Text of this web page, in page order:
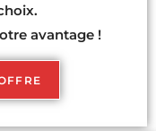
avantage !